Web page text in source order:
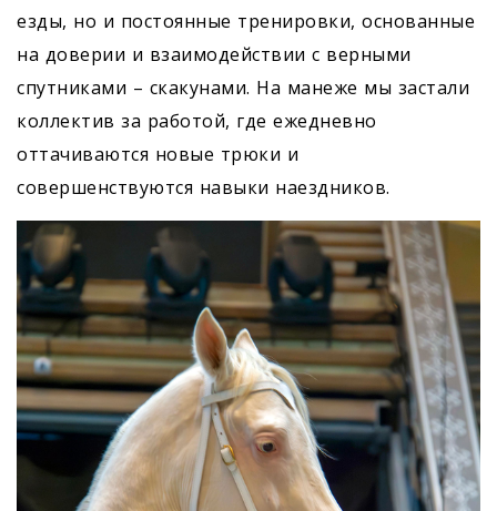
езды, но и постоянные тренировки, основанные
на доверии и взаимодействии с верными
спутниками – скакунами. На манеже мы застали
коллектив за работой, где ежедневно
оттачиваются новые трюки и
совершенствуются навыки наездников.